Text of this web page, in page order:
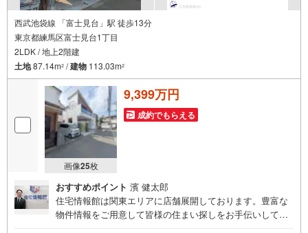
受
け
取
る
・
条
を
マ
ジ
に
西武池袋線 「富士見台」駅 徒歩13分
東京都練馬区富士見台1丁目
2LDK / 地上2階建
土地87.14m2 /建物 113.03m2
画像25枚
9,399万円
成約でもらえる
おすすめポイント 濱 健太郎
住宅情報館は関東エリアに店舗展開しております。豊富な
物件情報をご用意して皆様の住まい探しをお手伝いしてお